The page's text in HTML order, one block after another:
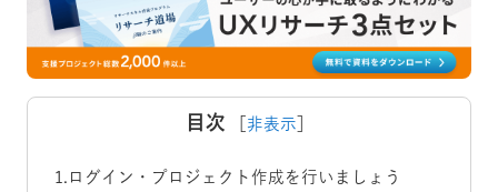
目次 非表示
1.ログイン・プロジェクト作成を行いましょう